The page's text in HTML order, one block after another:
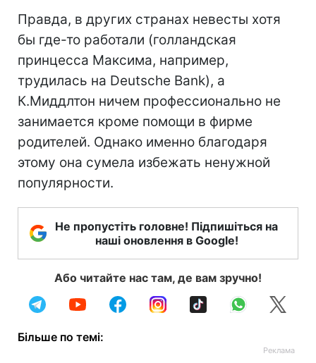
Правда, в других странах невесты хотя
бы где-то работали (голландская
принцесса Максима, например,
трудилась на Deutsche Bank), а
К.Миддлтон ничем профессионально не
занимается кроме помощи в фирме
родителей. Однако именно благодаря
этому она сумела избежать ненужной
популярности.
Не пропустіть головне! Підпишіться на
наші оновлення в Google!
Або читайте нас там, де вам зручно!
Більше по темі: